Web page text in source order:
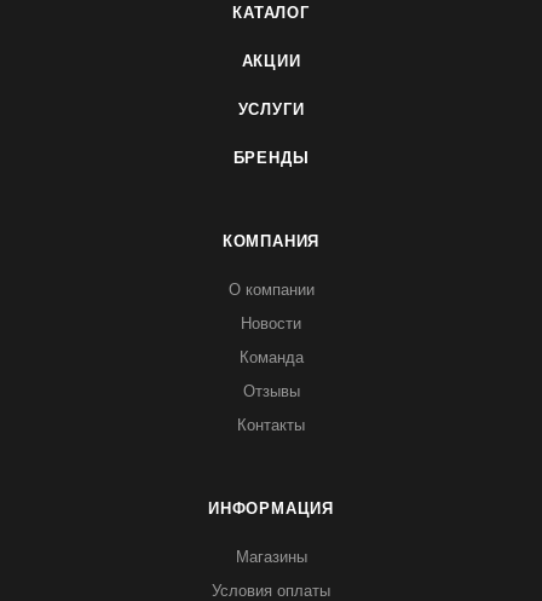
КАТАЛОГ
АКЦИИ
УСЛУГИ
БРЕНДЫ
КОМПАНИЯ
О компании
Новости
Команда
Отзывы
Контакты
ИНФОРМАЦИЯ
Магазины
Условия оплаты